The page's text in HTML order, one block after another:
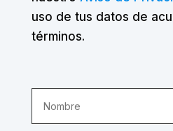
uso de tus datos de
términos.